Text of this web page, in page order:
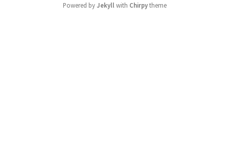
Powered byJekyll with Chirpytheme